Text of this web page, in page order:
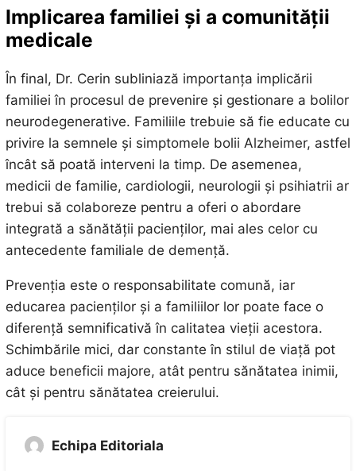
Implicarea familiei și a comunității
medicale
În final, Dr. Cerin subliniază importanța implicării
familiei în procesul de prevenire și gestionare a bolilor
neurodegenerative. Familiile trebuie să fie educate cu
privire la semnele și simptomele bolii Alzheimer, astfel
încât să poată interveni la timp. De asemenea,
medicii de familie, cardiologii, neurologii și psihiatrii ar
trebui să colaboreze pentru a oferi o abordare
integrată a sănătății pacienților, mai ales celor cu
antecedente familiale de demență.
Prevenția este o responsabilitate comună, iar
educarea pacienților și a familiilor lor poate face o
diferență semnificativă în calitatea vieții acestora.
Schimbările mici, dar constante în stilul de viață pot
aduce beneficii majore, atât pentru sănătatea inimii,
cât și pentru sănătatea creierului.
Echipa Editoriala